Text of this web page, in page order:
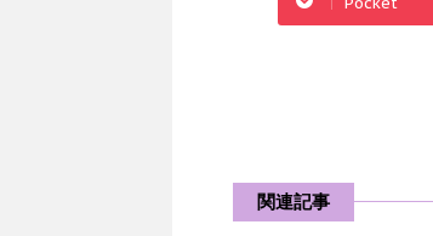
関連記事